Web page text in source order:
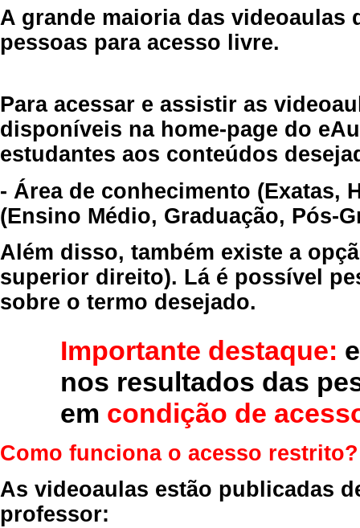
A grande maioria das videoaulas
pessoas para acesso livre.
Para acessar e assistir as
disponíveis na home-page do
estudantes aos conteúdos
- Área de conhecimento (Exatas,
(Ensino Médio, Graduação, Pós-
Além disso, também existe a
superior direito). Lá é possível
sobre o termo desejado.
Importante destaque:
nos resultados das
em condição de
Como funciona o acesso restrito?
As videoaulas estão publicadas
professor: